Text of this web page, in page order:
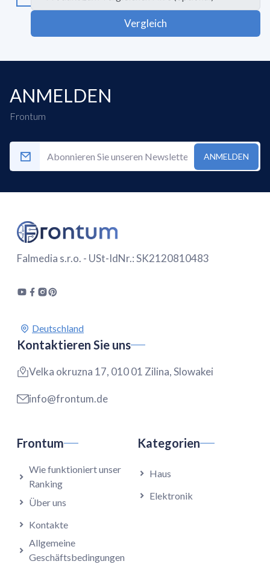
Vergleich
ANMELDEN
Frontum
ANMELDEN
Falmedia s.r.o. - USt-IdNr.: SK2120810483
Kontaktieren Sie uns
Velka okruzna 17, 010 01 Zilina, Slowakei
info@frontum.de
Frontum
Wie funktioniert unser
Ranking
Über uns
Kontakte
Allgemeine
Geschäftsbedingungen
Kategorien
Haus
Elektronik